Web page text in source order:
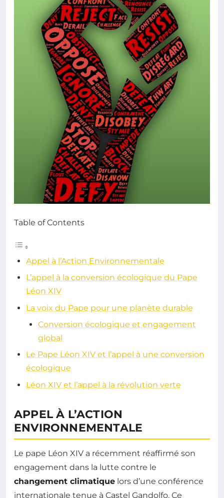
Table of Contents
Appel à l’Action Environnementale
L’appel à la conversion écologique du Pape
Léon XIV
La voix du Pape pour une planète durable
Conversion écologique et engagement
global
Le Pape Léon XIV et l’appel à une conversion
écologique
Léon XIV et l’appel à la révolution verte
APPEL À L’ACTION
ENVIRONNEMENTALE
Le pape Léon XIV a récemment réaffirmé son
engagement dans la lutte contre le
changement climatique lors d’une conférence
internationale tenue à Castel Gandolfo. Ce